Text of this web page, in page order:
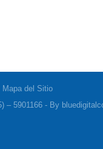
Mapa del Sitio
– 5901166 - By